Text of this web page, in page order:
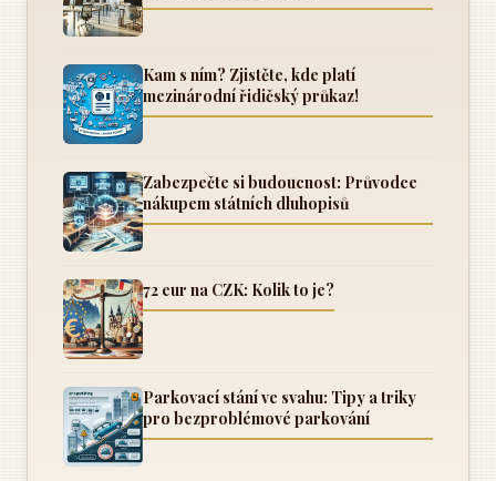
Kam s ním? Zjistěte, kde platí
mezinárodní řidičský průkaz!
Zabezpečte si budoucnost: Průvodce
nákupem státních dluhopisů
72 eur na CZK: Kolik to je?
Parkovací stání ve svahu: Tipy a triky
pro bezproblémové parkování